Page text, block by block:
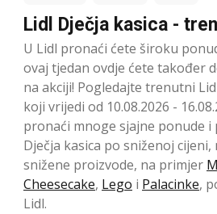
Lidl Dječja kasica -
U Lidl pronaći ćete široku
ovaj tjedan ovdje ćete također
na akciji! Pogledajte trenutni
koji vrijedi od 10.08.2026 -
pronaći mnoge sjajne ponude i
Dječja kasica po sniženoj
snižene proizvode, na primjer
Cheesecake, Lego i Palacinke,
Lidl.